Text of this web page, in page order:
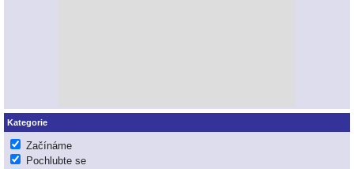
Kategorie
Začínáme
Pochlubte se